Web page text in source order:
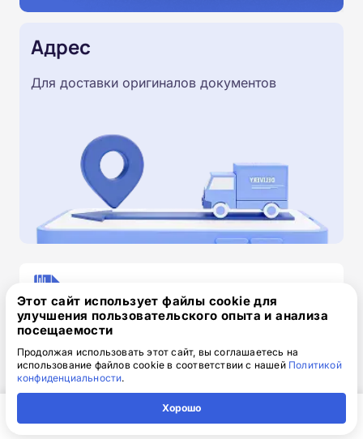
Адрес
Для доставки оригиналов документов
.doc, 32.52 Кб
Скачайте шаблон, заполните и отправьте по
электронной почтеinfo@1-academy.ru.
Обязательно укажите контактный номер телефон.
Наш специалист свяжется с вами и утонит все
Этот сайт использует файлы cookie для
улучшения пользовательского опыта и анализа
посещаемости
Продолжая использовать этот сайт, вы соглашаетесь на
использование файлов cookie в соответствии с нашей Политикой
конфиденциальности.
Хорошо